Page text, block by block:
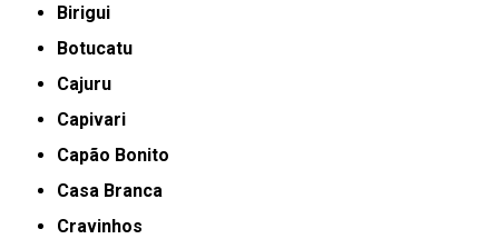
Birigui
Botucatu
Cajuru
Capivari
Capão Bonito
Casa Branca
Cravinhos